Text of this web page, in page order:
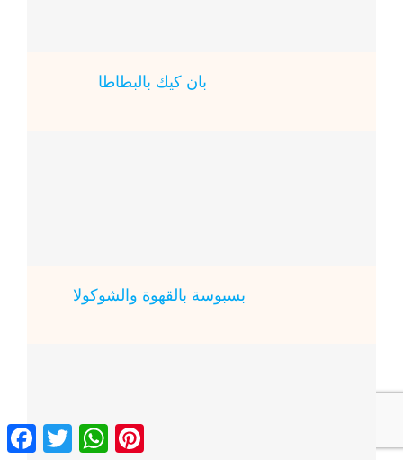
بان كيك بالبطاطا
بسبوسة بالقهوة والشوكولا
Twitter
WhatsAppPinterest